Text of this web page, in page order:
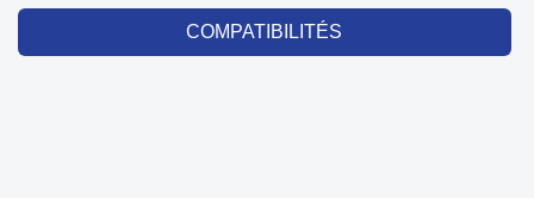
COMPATIBILITÉS